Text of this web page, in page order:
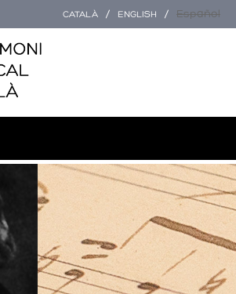
CATALÀ ENGLISH Español